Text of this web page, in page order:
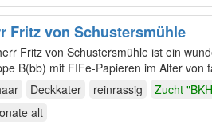
Fritz von Schustersmühle
Fritz von Schustersmühle ist ein
B(bb) mit FIFe-Papieren im Alter
Deckkater reinrassig
Zucht
alt